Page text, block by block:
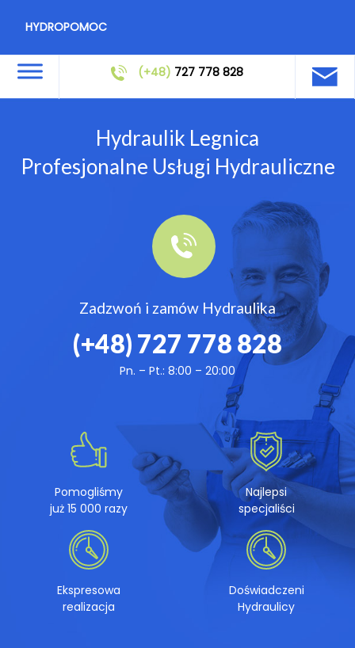
HYDROPOMOC
(+48) 727 778 828
Hydraulik Legnica
Profesjonalne Usługi Hydrauliczne
Zadzwoń i zamów Hydraulika
(+48) 727 778 828
Pn. – Pt.: 8:00 – 20:00
Pomogliśmy
już 15 000 razy
Najlepsi
specjaliści
Ekspresowa
realizacja
Doświadczeni
Hydraulicy